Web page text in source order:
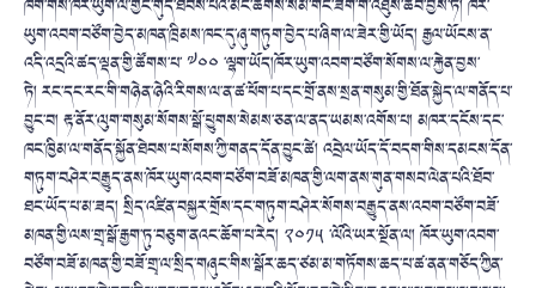
ཡུག་འབག་བཙོག་བྱེད་མཁན་ཁྲིམས་ཁང་དུ་ཞུ་གཏུག་བྱེད་པ་ཞིག་ལ་ཟེར་གྱི་ཡོད། རྒྱལ་ཡོངས་ན་
འདི་འདྲའི་ཚད་ལྡན་གྱི་ཚོགས་པ་ ༧༠༠ ་ལྷག་ཡོད།ཁོར་ཡུག་འབག་བཙོག་སོགས་ལ་རྐྱེན་བྱས་
ཏེ། རང་དང་རང་གི་གཉེན་ཉེའི་རིགས་ལ་ན་ཚ་ཕོག་པ་དང་གྲོ་ནས་སྲན་གསུམ་གྱི་ཐོན་སྐྱེད་ལ་གནོད་པ་
བྱུང་བ། རྟ་ནོར་ལུག་གསུམ་སོགས་སྒོ་ཕྱུགས་སེམས་ཅན་ལ་ནད་ཡམས་འགོས་པ། མཁར་དངོས་དང་
ཁང་ཁྱིམ་ལ་གནོད་སྐྱོན་ཐེབས་པ་སོགས་ཀྱི་གནད་དོན་བྱུང་ཚེ། འབྲེལ་ཡོད་དོ་བདག་གིས་དམངས་དོན་
གཏུག་བཤེར་བརྒྱུད་ནས་ཁོར་ཡུག་འབག་བཙོག་བཟོ་མཁན་གྱི་ལག་ནས་གུན་གསབ་ལེན་པའི་ཐོབ་
ཐང་ཡོད་པ་མ་ཟད། སྲིད་འཛིན་བསྐྱར་གྲོས་དང་གཏུག་བཤེར་སོགས་བརྒྱུད་ནས་འབག་བཙོག་བཟོ་
མཁན་གྱི་ལས་གྲྭ་སྒོ་རྒྱག་ཏུ་བཅུག་ནའང་ཆོག་པ་རེད། ༢༠༡༥ ་ལོའི་ཡར་སྔོན་ལ། ཁོར་ཡུག་འབག་
བཙོག་བཟོ་མཁན་གྱི་བཟོ་གྲྭ་ལ་སྲིད་གཞུང་གིས་སྒོར་ཆད་ཙམ་མ་གཏོགས་ཆད་པ་ཚ་ནན་གཅོད་ཀྱིན་